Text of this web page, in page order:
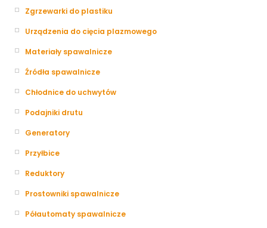
Zgrzewarki do plastiku
Urządzenia do cięcia plazmowego
Materiały spawalnicze
Źródła spawalnicze
Chłodnice do uchwytów
Podajniki drutu
Generatory
Przyłbice
Reduktory
Prostowniki spawalnicze
Półautomaty spawalnicze